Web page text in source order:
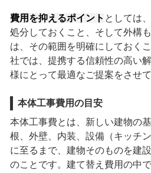
費用を抑えるポイント としては
処分しておくこと、そして外構
は、その範囲を明確にしておく
社では、提携する信頼性の高い
様にとって最適なご提案をさせ
本体工事費用の目安
本体工事費とは、新しい建物の
根、外壁、内装、設備（キッチ
に至るまで、建物そのものを建
のことです。建て替え費用の中